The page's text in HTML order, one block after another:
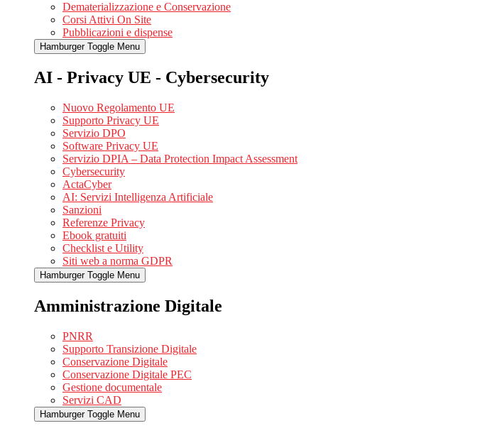
Dematerializzazione e Conservazione
Corsi Attivi On Site
Pubblicazioni e dispense
Hamburger Toggle Menu
AI - Privacy UE - Cybersecurity
Nuovo Regolamento UE
Supporto Privacy UE
Servizio DPO
Software Privacy UE
Servizio DPIA – Data Protection Impact Assessment
Cybersecurity
ActaCyber
AI: Servizi Intelligenza Artificiale
Sanzioni
Referenze Privacy
Ebook gratuiti
Checklist e Utility
Siti web a norma GDPR
Hamburger Toggle Menu
Amministrazione Digitale
PNRR
Supporto Transizione Digitale
Conservazione Digitale
Conservazione Digitale PEC
Gestione documentale
Servizi CAD
Hamburger Toggle Menu